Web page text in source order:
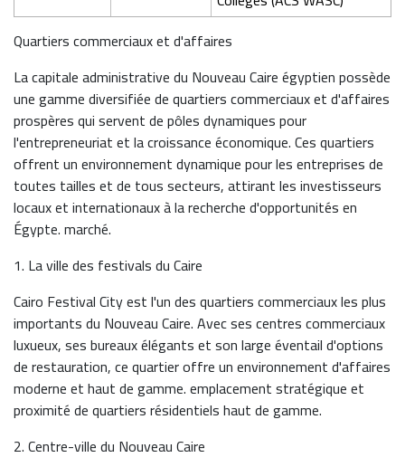
Quartiers commerciaux et d'affaires
La capitale administrative du Nouveau Caire égyptien possède
une gamme diversifiée de quartiers commerciaux et d'affaires
prospères qui servent de pôles dynamiques pour
l'entrepreneuriat et la croissance économique. Ces quartiers
offrent un environnement dynamique pour les entreprises de
toutes tailles et de tous secteurs, attirant les investisseurs
locaux et internationaux à la recherche d'opportunités en
Égypte. marché.
1. La ville des festivals du Caire
Cairo Festival City est l'un des quartiers commerciaux les plus
importants du Nouveau Caire. Avec ses centres commerciaux
luxueux, ses bureaux élégants et son large éventail d'options
de restauration, ce quartier offre un environnement d'affaires
moderne et haut de gamme. emplacement stratégique et
proximité de quartiers résidentiels haut de gamme.
2. Centre-ville du Nouveau Caire